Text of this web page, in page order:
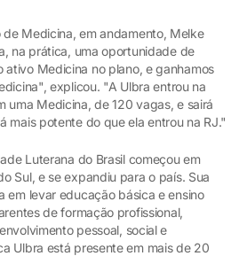
Medicina, em andamento, Melke
na prática, uma oportunidade de
ativo Medicina no plano, e ganhamos
explicou. "A Ulbra entrou na
uma Medicina, de 120 vagas, e sairá
mais potente do que ela entrou na RJ."
Luterana do Brasil começou em
Sul, e se expandiu para o país. Sua
em levar educação básica e ensino
de formação profissional,
pessoal, social e
Ulbra está presente em mais de 20